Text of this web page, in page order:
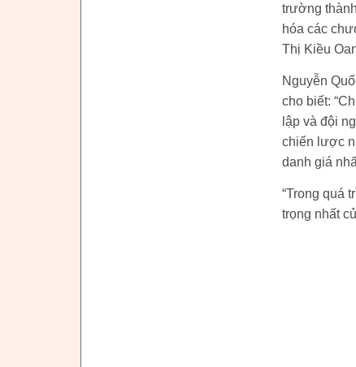
trường
hóa các
Thị Kiều
Nguyễn
cho biết:
lập và đội
chiến lược
danh giá
“Trong quá
trọng nhất